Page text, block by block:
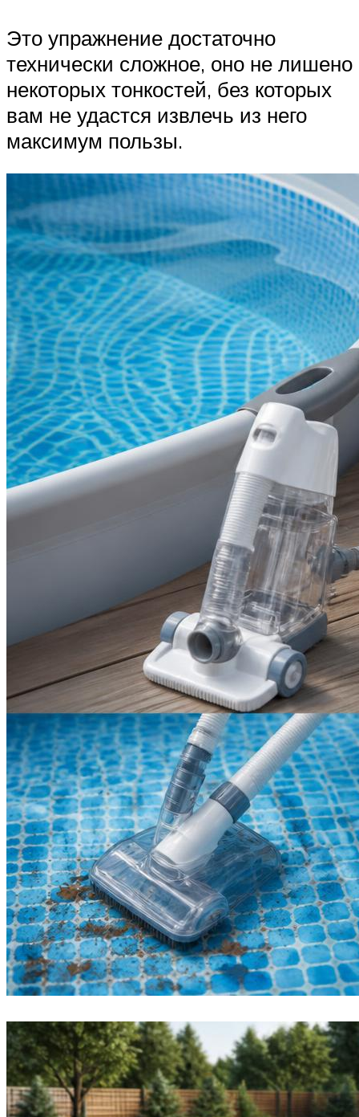
Это упражнение достаточно
технически сложное, оно не лишено
некоторых тонкостей, без которых
вам не удастся извлечь из него
максимум пользы.